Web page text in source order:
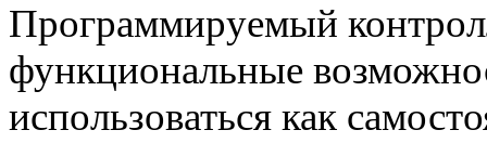
Программируемый
функциональные
использоваться как